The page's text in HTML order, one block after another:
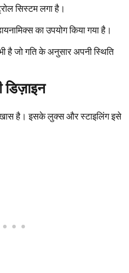
सिस्टम लगा है।
का उपयोग किया गया है।
है जो गति के अनुसार अपनी स्थिति
डिज़ाइन
खास है। इसके लुक्स और स्टाइलिंग इसे